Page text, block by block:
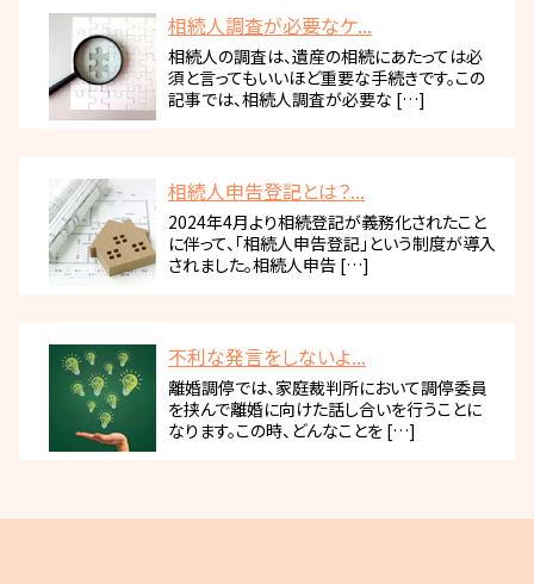
相続人調査が必要なケ...
相続人の調査は、遺産の相続にあたっては必
須と言ってもいいほど重要な手続きです。この
記事では、相続人調査が必要な […]
相続人申告登記とは？...
2024年4月より相続登記が義務化されたこと
に伴って、「相続人申告登記」という制度が導入
されました。相続人申告 […]
不利な発言をしないよ...
離婚調停では、家庭裁判所において調停委員
を挟んで離婚に向けた話し合いを行うことに
なります。この時、どんなことを […]